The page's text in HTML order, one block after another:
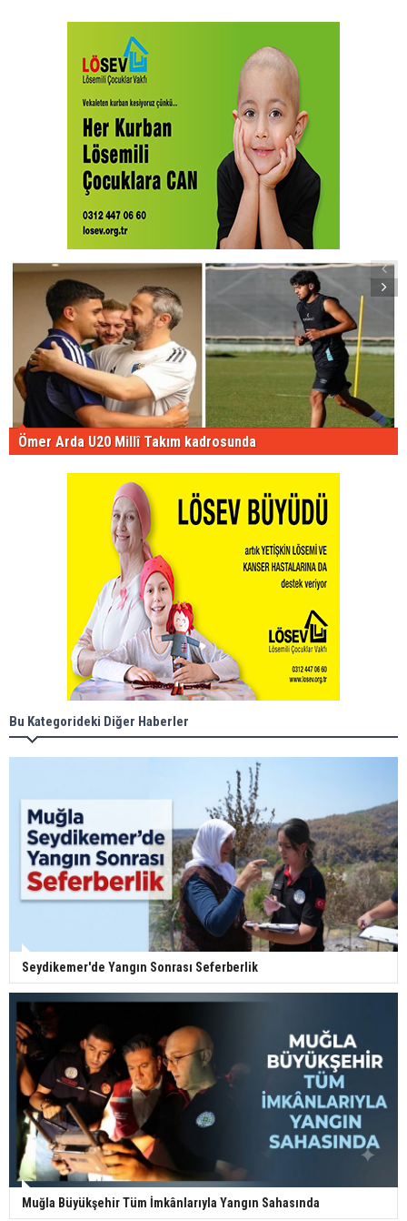
Ömer Arda U20 Millî Takım kadrosunda
Bu Kategorideki Diğer Haberler
Seydikemer'de Yangın Sonrası Seferberlik
Muğla Büyükşehir Tüm İmkânlarıyla Yangın Sahasında